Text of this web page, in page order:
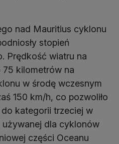
nad Mauritius cyklonu
stopień
Prędkość wiatru na
75 kilometrów na
w środę wczesnym
150 km/h, co pozwoliło
kategorii trzeciej w
dla cyklonów
części Oceanu